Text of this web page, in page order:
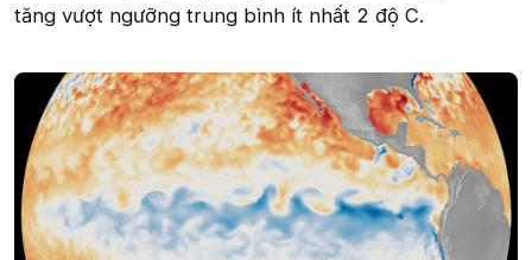
tăng vượt ngưỡng trung bình ít nhất 2 độ C.